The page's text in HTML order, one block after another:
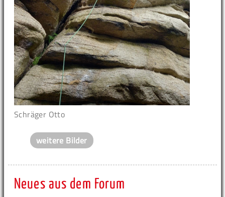
Schräger Otto
weitere Bilder
Neues aus dem Forum